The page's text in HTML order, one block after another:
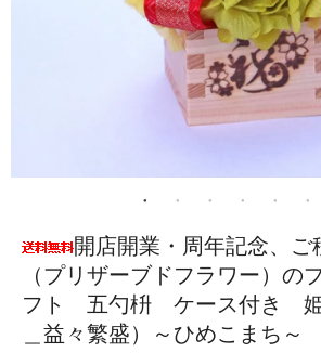
開店開業・周年記念、
（プリザーブドフラワー）
フト 五勺枡 ケース付き 姫
＿益々繁盛）～ひめこまち～